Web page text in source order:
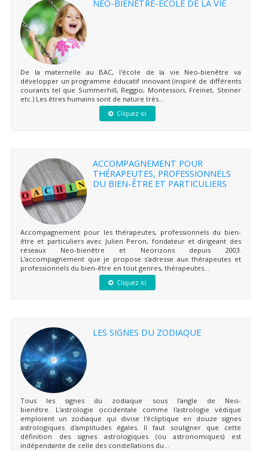
NEO-BIENÊTRE-ÉCOLE DE LA VIE
De la maternelle au BAC, l'école de la vie Neo-bienêtre va
développer un programme éducatif innovant (inspiré de différents
courants tel que Summerhill, Reggio, Montessori, Freinet, Steiner
etc.) Les êtres humains sont de nature très...
Cliquez ici
ACCOMPAGNEMENT POUR
THÉRAPEUTES, PROFESSIONNELS
DU BIEN-ÊTRE ET PARTICULIERS
Accompagnement pour les thérapeutes, professionnels du bien-
être et particuliers avec Julien Peron, fondateur et dirigeant des
réseaux Neo-bienêtre et Neorizons depuis 2003.
L'accompagnement que je propose s'adresse aux thérapeutes et
professionnels du bien-être en tout genres, thérapeutes...
Cliquez ici
LES SIGNES DU ZODIAQUE
Tous les signes du zodiaque sous l'angle de Neo-
bienêtre. L'astrologie occidentale comme l'astrologie védique
emploient un zodiaque qui divise l'écliptique en douze signes
astrologiques d'amplitudes égales. Il faut souligner que cette
définition des signes astrologiques (ou astronomiques) est
indépendante de celle des constellations du...